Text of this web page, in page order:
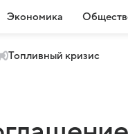
Экономика
Топливный кризис